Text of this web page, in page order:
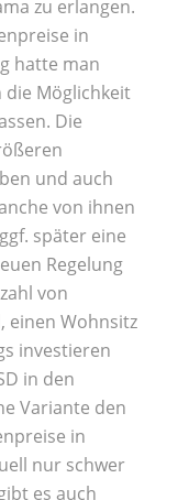
zu erlangen.
in
hatte man
die Möglichkeit
Die
und auch
von ihnen
später eine
Regelung
von
einen Wohnsitz
investieren
in den
Variante den
in
nur schwer
es auch